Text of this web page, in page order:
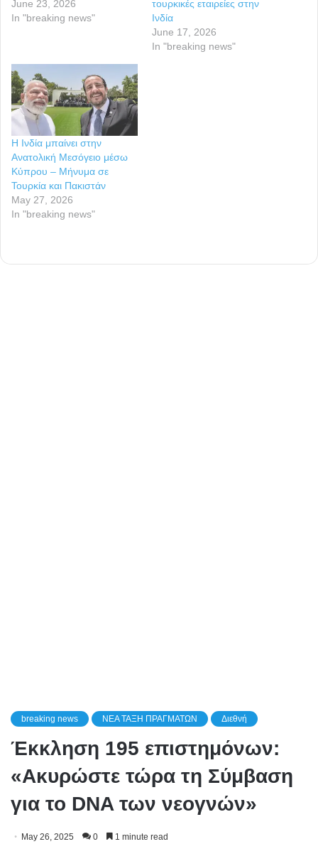
June 23, 2026
In "breaking news"
τουρκικές εταιρείες στην
Ινδία
June 17, 2026
In "breaking news"
Η Ινδία μπαίνει στην
Ανατολική Μεσόγειο μέσω
Κύπρου – Μήνυμα σε
Τουρκία και Πακιστάν
May 27, 2026
In "breaking news"